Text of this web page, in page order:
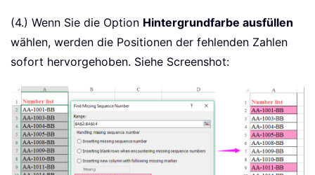
(4.) Wenn Sie die Option Hintergrundfarbe ausfüllen
wählen, werden die Positionen der fehlenden Zahlen
sofort hervorgehoben. Siehe Screenshot: